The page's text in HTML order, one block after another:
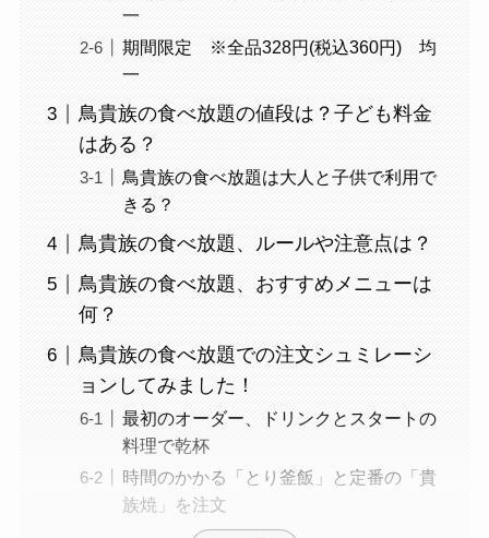
一
期間限定 ※全品328円(税込360円) 均
一
鳥貴族の食べ放題の値段は？子ども料金
はある？
鳥貴族の食べ放題は大人と子供で利用で
きる？
鳥貴族の食べ放題、ルールや注意点は？
鳥貴族の食べ放題、おすすめメニューは
何？
鳥貴族の食べ放題での注文シュミレーシ
ョンしてみました！
最初のオーダー、ドリンクとスタートの
料理で乾杯
時間のかかる「とり釜飯」と定番の「貴
族焼」を注文